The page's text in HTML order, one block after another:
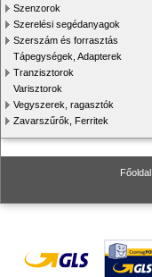
Szenzorok
Szerelési segédanyagok
Szerszám és forrasztás
Tápegységek, Adapterek
Tranzisztorok
Varisztorok
Vegyszerek, ragasztók
Zavarszűrők, Ferritek
Főoldal